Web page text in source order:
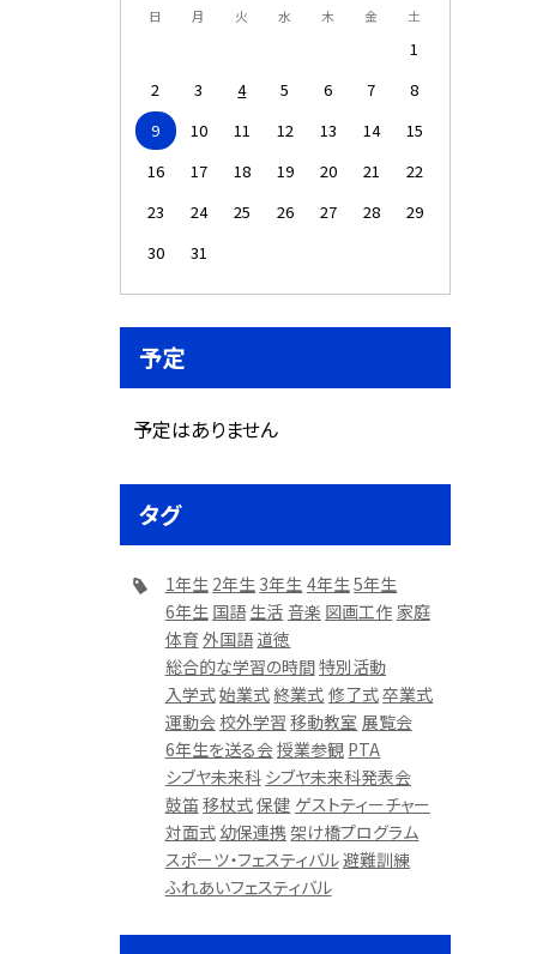
日 月 火 水 木 金 土
1
2
3 4 5 6 7
8
9
10 11 12 13 14
15
16
17 18 19 20 21
22
23
24 25 26 27 28
29
30
31
予定
予定はありません
タグ
1年生 2年生 3年生 4年生5年生
6年生 国語生活 音楽 図画工作 家庭
体育 外国語道徳
総合的な学習の時間特別活動
入学式始業式終業式 修了式卒業式
運動会 校外学習 移動教室 展覧会
6年生を送る会授業参観 PTA
シブヤ未来科 シブヤ未来科発表会
鼓笛移杖式保健 ゲストティーチャー
対面式 幼保連携 架け橋プログラム
スポーツ・フェスティバル避難訓練
ふれあいフェスティバル